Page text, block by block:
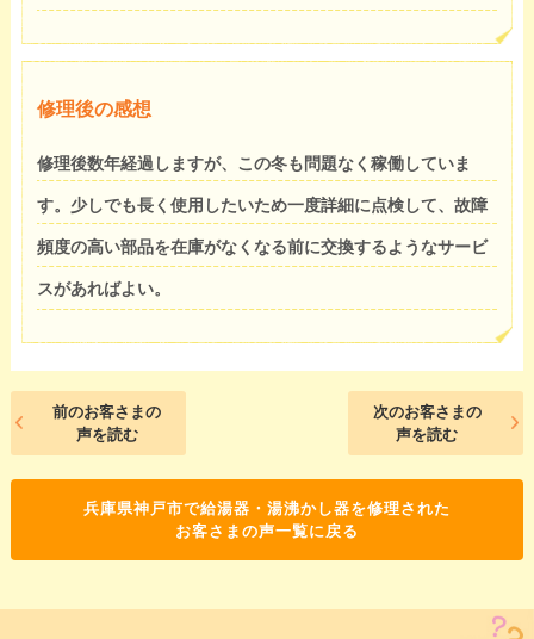
修理後の感想
修理後数年経過しますが、この冬も問題なく稼働していま
す。少しでも長く使用したいため一度詳細に点検して、故障
頻度の高い部品を在庫がなくなる前に交換するようなサービ
スがあればよい。
前のお客さまの
声を読む
次のお客さまの
声を読む
兵庫県神戸市で給湯器・湯沸かし器を修理された
お客さまの声一覧に戻る